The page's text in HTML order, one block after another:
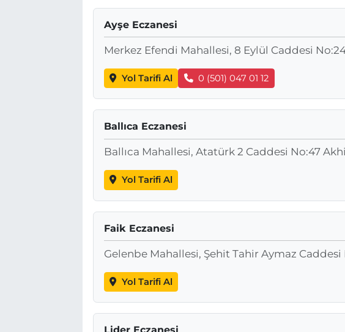
Ayşe Eczanesi
Merkez Efendi Mahallesi, 8 Eylül Caddesi
Yol Tarifi Al 0 (501) 047 01 12
Ballıca Eczanesi
Ballıca Mahallesi, Atatürk 2 Caddesi No:47
Yol Tarifi Al
Faik Eczanesi
Gelenbe Mahallesi, Şehit Tahir Aymaz Caddesi
Yol Tarifi Al